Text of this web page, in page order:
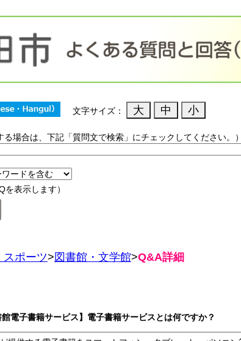
文字サイズ：
場合は、下記「質問文で検索」にチェックしてください。）
表示します）
スポーツ> 図書館・文学館>Q&A詳細
電子書籍サービス】電子書籍サービスとは何ですか？